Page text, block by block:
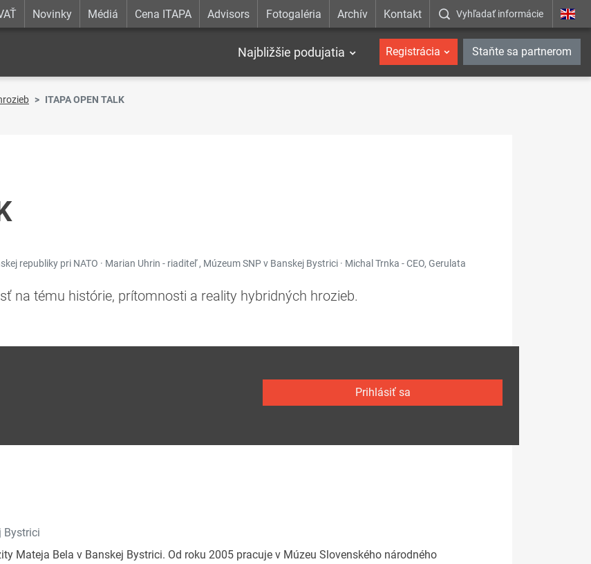
Novinky Médiá Cena ITAPA Advisors Fotogaléria Archív Kontakt Vyhľadať informácie
Najbližšie podujatia Registrácia Staňte sa partnerom
ITAPA OPEN TALK
republiky pri NATO · Marian Uhrin - riaditeľ , Múzeum SNP v Banskej Bystrici · Michal Trnka - CEO, Gerulata
na tému histórie, prítomnosti a reality hybridných hrozieb.
Prihlásiť sa
Bystrici
Mateja Bela v Banskej Bystrici. Od roku 2005 pracuje v Múzeu Slovenského národného